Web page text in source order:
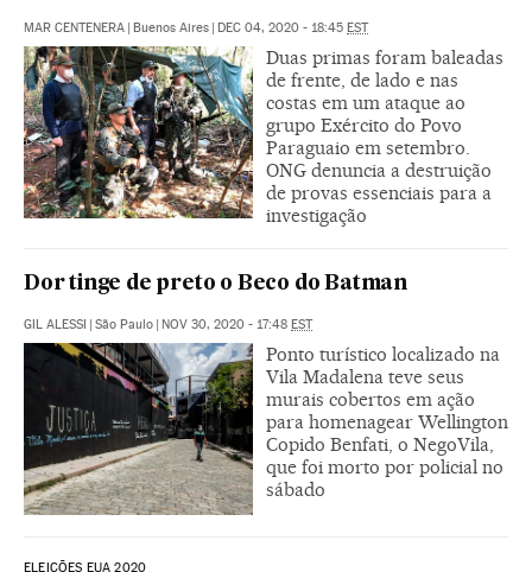
MAR CENTENERA | Buenos Aires | DEC 04, 2020 - 18:45 EST
Duas primas foram baleadas
de frente, de lado e nas
costas em um ataque ao
grupo Exército do Povo
Paraguaio em setembro.
ONG denuncia a destruição
de provas essenciais para a
investigação
Dor tinge de preto o Beco do Batman
GIL ALESSI | São Paulo | NOV 30, 2020 - 17:48 EST
Ponto turístico localizado na
Vila Madalena teve seus
murais cobertos em ação
para homenagear Wellington
Copido Benfati, o NegoVila,
que foi morto por policial no
sábado
ELEIÇÕES EUA 2020